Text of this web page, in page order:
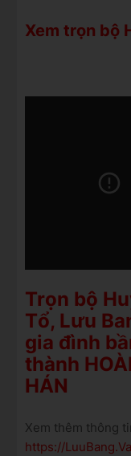
Xem trọn bộ
Trọn bộ
Tổ, Lưu
gia đình
thành
HÁN
Xem thêm thông
https://